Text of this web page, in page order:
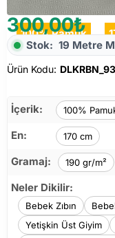
100% Pamuk
300,00₺
Stok: 19 Metre
Ürün Kodu:
İçerik: 100%
En: 170 cm
Gramaj: 190 gr/m²
Neler Dikilir:
Bebek Zıbın
Yetişkin Üst Giyim